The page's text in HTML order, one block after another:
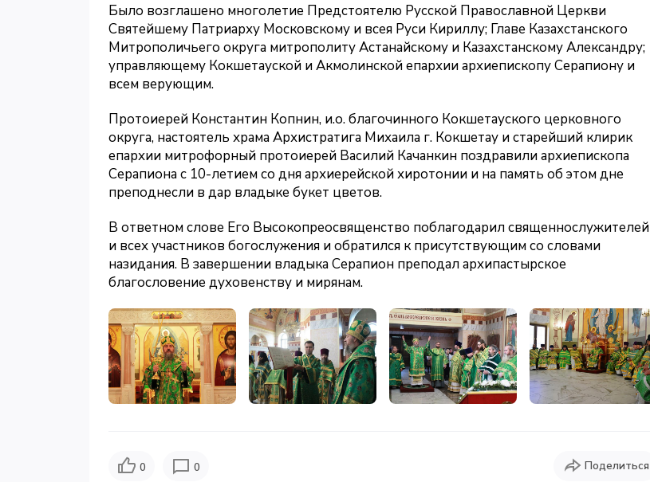
Было возглашено многолетие Предстоятелю Русской Православной Церкви
Святейшему Патриарху Московскому и всея Руси Кириллу; Главе Казахстанского
Митрополичьего округа митрополиту Астанайскому и Казахстанскому Александру;
управляющему Кокшетауской и Акмолинской епархии архиепископу Серапиону и
всем верующим.
Протоиерей Константин Копнин, и.о. благочинного Кокшетауского церковного
округа, настоятель храма Архистратига Михаила г. Кокшетау и старейший клирик
епархии митрофорный протоиерей Василий Качанкин поздравили архиепископа
Серапиона с 10-летием со дня архиерейской хиротонии и на память об этом дне
преподнесли в дар владыке букет цветов.
В ответном слове Его Высокопреосвященство поблагодарил священнослужителей
и всех участников богослужения и обратился к присутствующим со словами
назидания. В завершении владыка Серапион преподал архипастырское
благословение духовенству и мирянам.
0 0 Поделиться